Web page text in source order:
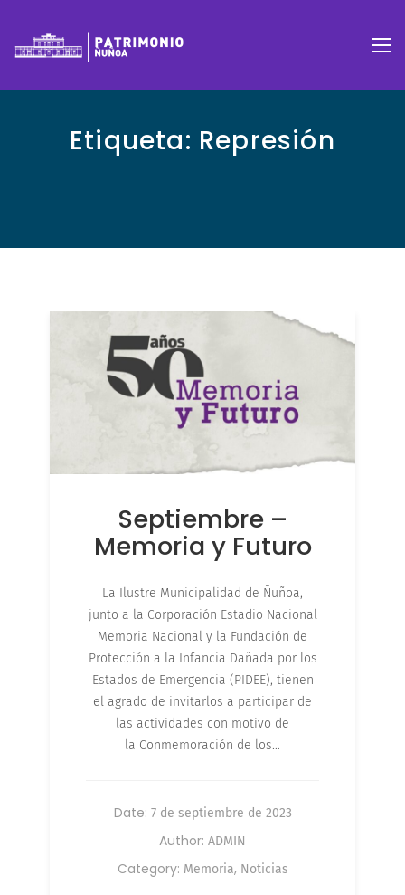
Etiqueta: Represión
Septiembre –
Memoria y Futuro
La Ilustre Municipalidad de Ñuñoa,
junto a la Corporación Estadio Nacional
Memoria Nacional y la Fundación de
Protección a la Infancia Dañada por los
Estados de Emergencia (PIDEE), tienen
el agrado de invitarlos a participar de
las actividades con motivo de
la Conmemoración de los…
Date: 7 de septiembre de 2023
Author: ADMIN
Category: Memoria, Noticias